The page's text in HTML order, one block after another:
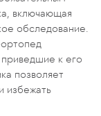
включающая
обследование.
к его
позволяет
избежать